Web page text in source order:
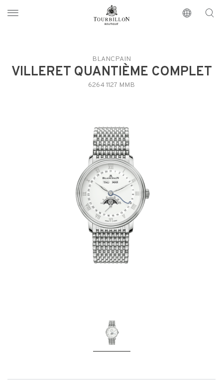
https://www.tourbillon.com/index.php/de
BLANCPAIN
VILLERET QUANTIÈME COMPLET
6264 1127 MMB